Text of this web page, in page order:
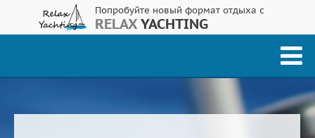
Попробуйте новый формат отдыха с
RELAXYACHTING